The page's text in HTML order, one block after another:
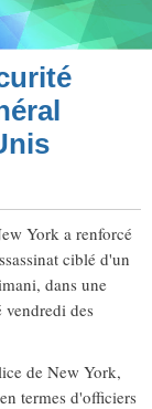
York a renforcé
ciblé d'un
dans une
des
de New York,
termes d'officiers